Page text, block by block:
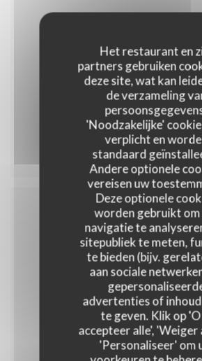
Het restaurant en
partners gebruiken
deze site, wat kan
de verzameling
'Noodzakelijke'
verplicht en
standaard
Andere optionele
vereisen uw
Deze optionele
worden gebruikt om
navigatie te
sitepubliek te meten,
te bieden (bijv.
aan sociale
advertenties of
te geven. Klik op
accepteer alle', 'Weiger
'Personaliseer' om
35,00 EUR
Menu 35
Menu
10,00 EUR